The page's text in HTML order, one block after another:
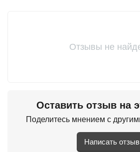
Отзывы не
Оставить отзыв на
Поделитесь мнением с
Написать отзыв